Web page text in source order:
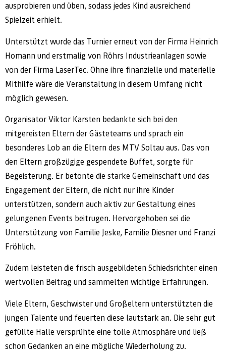
ausprobieren und üben, sodass jedes Kind ausreichend
Spielzeit erhielt.
Unterstützt wurde das Turnier erneut von der Firma Heinrich
Homann und erstmalig von Röhrs Industrieanlagen sowie
von der Firma LaserTec. Ohne ihre finanzielle und materielle
Mithilfe wäre die Veranstaltung in diesem Umfang nicht
möglich gewesen.
Organisator Viktor Karsten bedankte sich bei den
mitgereisten Eltern der Gästeteams und sprach ein
besonderes Lob an die Eltern des MTV Soltau aus. Das von
den Eltern großzügige gespendete Buffet, sorgte für
Begeisterung. Er betonte die starke Gemeinschaft und das
Engagement der Eltern, die nicht nur ihre Kinder
unterstützen, sondern auch aktiv zur Gestaltung eines
gelungenen Events beitrugen. Hervorgehoben sei die
Unterstützung von Familie Jeske, Familie Diesner und Franzi
Fröhlich.
Zudem leisteten die frisch ausgebildeten Schiedsrichter einen
wertvollen Beitrag und sammelten wichtige Erfahrungen.
Viele Eltern, Geschwister und Großeltern unterstützten die
jungen Talente und feuerten diese lautstark an. Die sehr gut
gefüllte Halle versprühte eine tolle Atmosphäre und ließ
schon Gedanken an eine mögliche Wiederholung zu.